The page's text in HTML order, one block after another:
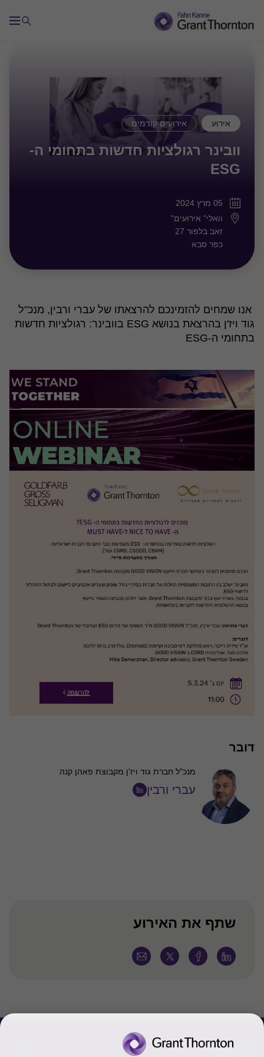
וובינר רגולציות חדשות בתחומי ה-
ESG
אירוע אירועים קודמים
05 מרץ 2024
וואלי" אירועים"
זאב בלפור 27
כפר סבא
אנו שמחים להזמינכם להרצאתו של עברי ורבין, מנכ"ל
גוד ויז'ן בהרצאת בנושא ESG בוובינר: רגולציות חדשות
בתחומי ה-ESG
דובר
עברי ורבין
מנכ"ל חברת גוד ויז'ן מקבוצת פאהן קנה
שתף את האירוע
צור קשר